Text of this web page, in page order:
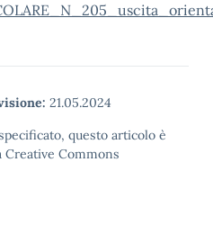
21.05.2024
questo articolo è
Commons